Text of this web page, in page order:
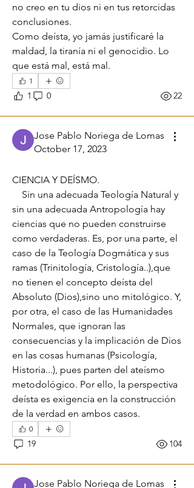
no creo en tu dios ni en tus retorcidas
conclusiones.
Como deísta, yo jamás justificaré la
maldad, la tiranía ni el genocidio. Lo
que está mal, está mal.
1
1 0 22
Jose Pablo Noriega de Lomas
October 17, 2023
CIENCIA Y DEÍSMO.
sin una adecuada Antropología hay
ciencias que no pueden construirse
como verdaderas. Es, por una parte, el
caso de la Teología Dogmática y sus
ramas (Trinitología, Cristología..),que
no tienen el concepto deísta del
Absoluto (Dios),sino uno mitológico. Y,
por otra, el caso de las Humanidades
Normales, que ignoran las
consecuencias y la implicación de Dios
en las cosas humanas (Psicología,
Historia...), pues parten del ateísmo
metodológico. Por ello, la perspectiva
deísta es exigencia en la construcción
de la verdad en ambos casos.
0
19 104
Jose Pablo Noriega de Lomas